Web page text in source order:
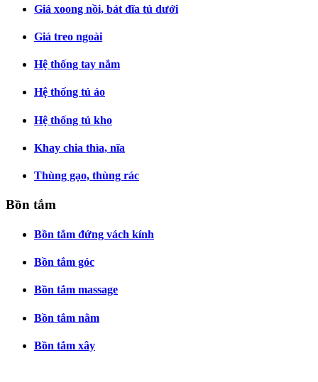
Giá xoong nồi, bát đĩa tủ dưới
Giá treo ngoài
Hệ thống tay nắm
Hệ thống tủ áo
Hệ thống tủ kho
Khay chia thìa, nĩa
Thùng gạo, thùng rác
Bồn tắm
Bồn tắm đứng vách kính
Bồn tắm góc
Bồn tắm massage
Bồn tắm nằm
Bồn tắm xây